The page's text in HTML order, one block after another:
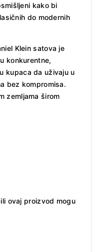
kako bi
do modernih
Klein satova je
konkurentne,
kupaca da uživaju u
bez kompromisa.
zemljama širom
ovaj proizvod mogu